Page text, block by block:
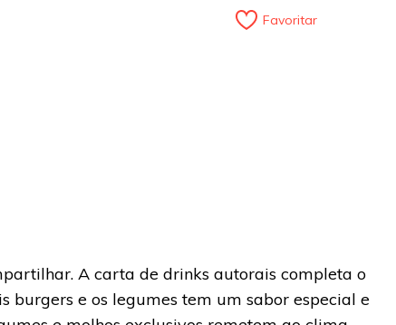
Favoritar
A carta de drinks autorais completa o
burgers e os legumes tem um sabor especial e